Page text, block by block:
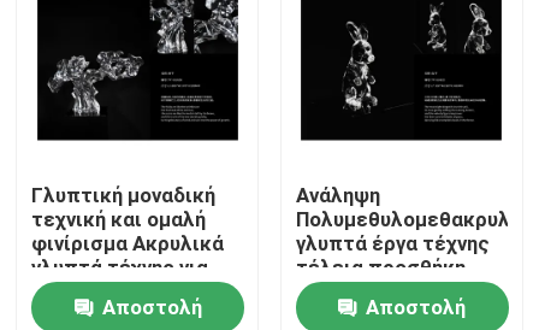
Βίντεο
Σχετικά με εμάς
Επισκέψεις στο εργοστάσιο
Έλεγχος ποιότητας
Γλυπτική μοναδική
τεχνική και ομαλή
φινίρισμα Ακρυλικά
γλυπτά τέχνης για
τις τελικές αγορές
Αποστολή
Ανάληψη
γλυπτά έργα τέχνης
τέλεια προσθήκη
στους σύγχρονους
χώρουςΑποστολή